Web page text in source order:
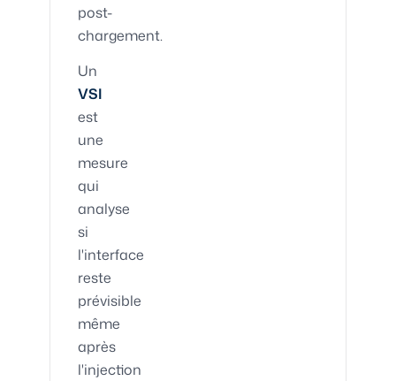
post-
chargement.
Un
VSI
est
une
mesure
qui
analyse
si
l'interface
reste
prévisible
même
après
l'injection